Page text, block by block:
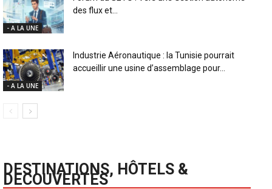
- A LA UNE
des flux et...
- A LA UNE
Industrie Aéronautique : la Tunisie pourrait
accueillir une usine d’assemblage pour...
DESTINATIONS, HÔTELS &
DECOUVERTES